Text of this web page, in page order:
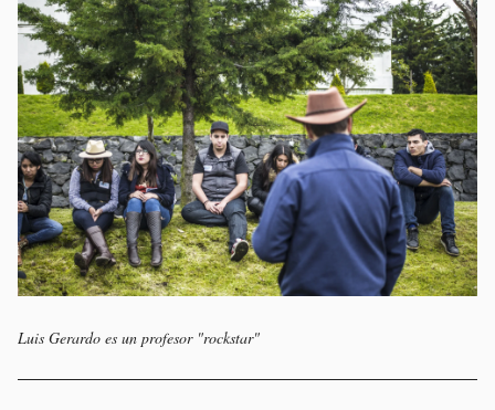
Luis Gerardo es un profesor "rockstar"